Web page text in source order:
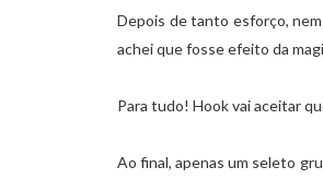
Depois de tanto esforço,
achei que fosse efeito da
Para tudo! Hook vai aceitar
Ao final, apenas um seleto